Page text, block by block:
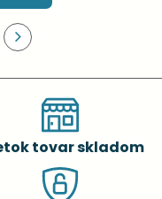
tovar skladom